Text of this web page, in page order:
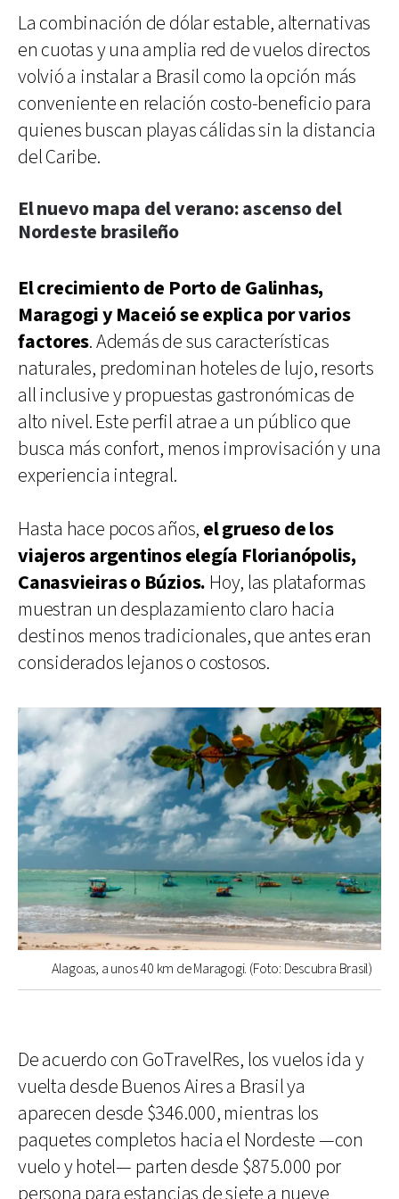
La combinación de dólar estable, alternativas
en cuotas y una amplia red de vuelos directos
volvió a instalar a Brasil como la opción más
conveniente en relación costo-beneficio para
quienes buscan playas cálidas sin la distancia
del Caribe.
El nuevo mapa del verano: ascenso del
Nordeste brasileño
El crecimiento de Porto de Galinhas,
Maragogi y Maceió se explica por varios
factores. Además de sus características
naturales, predominan hoteles de lujo, resorts
all inclusive y propuestas gastronómicas de
alto nivel. Este perfil atrae a un público que
busca más confort, menos improvisación y una
experiencia integral.
Hasta hace pocos años, el grueso de los
viajeros argentinos elegía Florianópolis,
Canasvieiras o Búzios. Hoy, las plataformas
muestran un desplazamiento claro hacia
destinos menos tradicionales, que antes eran
considerados lejanos o costosos.
Alagoas, a unos 40 km de Maragogi. (Foto: Descubra Brasil)
De acuerdo con GoTravelRes, los vuelos ida y
vuelta desde Buenos Aires a Brasil ya
aparecen desde $346.000, mientras los
paquetes completos hacia el Nordeste —con
vuelo y hotel— parten desde $875.000 por
persona para estancias de siete a nueve